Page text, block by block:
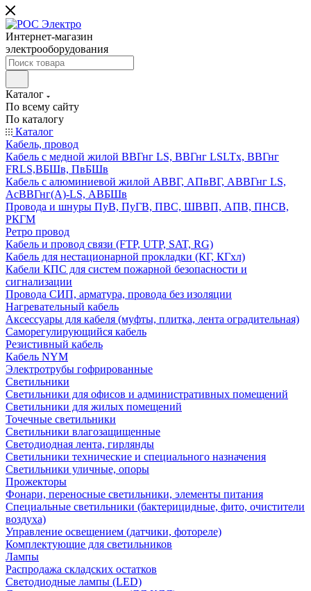
Интернет-магазин
электрооборудования
Каталог
По всему сайту
По каталогу
Каталог
Кабель, провод
Кабель с медной жилой ВВГнг LS, ВВГнг LSLTx, ВВГнг
FRLS,ВБШв, ПвБШв
Кабель с алюминиевой жилой АВВГ, АПвВГ, АВВГнг LS,
АсВВГнг(А)-LS, АВБШв
Провода и шнуры ПуВ, ПуГВ, ПВС, ШВВП, АПВ, ПНСВ,
РКГМ
Ретро провод
Кабель и провод связи (FTP, UTP, SAT, RG)
Кабель для нестационарной прокладки (КГ, КГхл)
Кабели КПС для систем пожарной безопасности и
сигнализации
Провода СИП, арматура, провода без изоляции
Нагревательный кабель
Аксессуары для кабеля (муфты, плитка, лента оградительная)
Саморегулирующийся кабель
Резистивный кабель
Кабель NYM
Электротрубы гофрированные
Светильники
Светильники для офисов и административных помещений
Светильники для жилых помещений
Точечные светильники
Светильники влагозащищенные
Светодиодная лента, гирлянды
Светильники технические и специального назначения
Светильники уличные, опоры
Прожекторы
Фонари, переносные светильники, элементы питания
Специальные светильники (бактерицидные, фито, очистители
воздуха)
Управление освещением (датчики, фотореле)
Комплектующие для светильников
Лампы
Распродажа складских остатков
Светодиодные лампы (LED)